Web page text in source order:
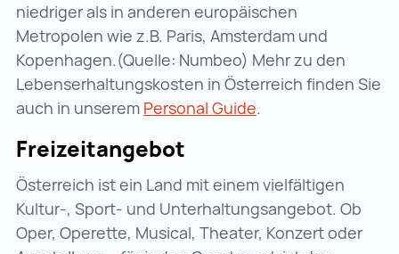
niedriger als in anderen europäischen
Metropolen wie z.B. Paris, Amsterdam und
Kopenhagen.(Quelle: Numbeo) Mehr zu den
Lebenserhaltungskosten in Österreich finden Sie
auch in unserem Personal Guide.
Freizeitangebot
Österreich ist ein Land mit einem vielfältigen
Kultur-, Sport- und Unterhaltungsangebot. Ob
Oper, Operette, Musical, Theater, Konzert oder